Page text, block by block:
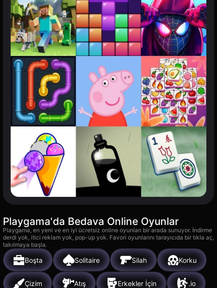
Playgama'da Bedava Online Oyunlar
Playgama, en yeni ve en iyi ücretsiz online oyunları bir arada sunuyor. İndirme
derdi yok, itici reklam yok, pop-up yok. Favori oyunlarını tarayıcıda bir tıkla aç,
takılmaya başla.
Boşta Solitaire Silah Korku
Çizim Atış Erkekler İçin .io